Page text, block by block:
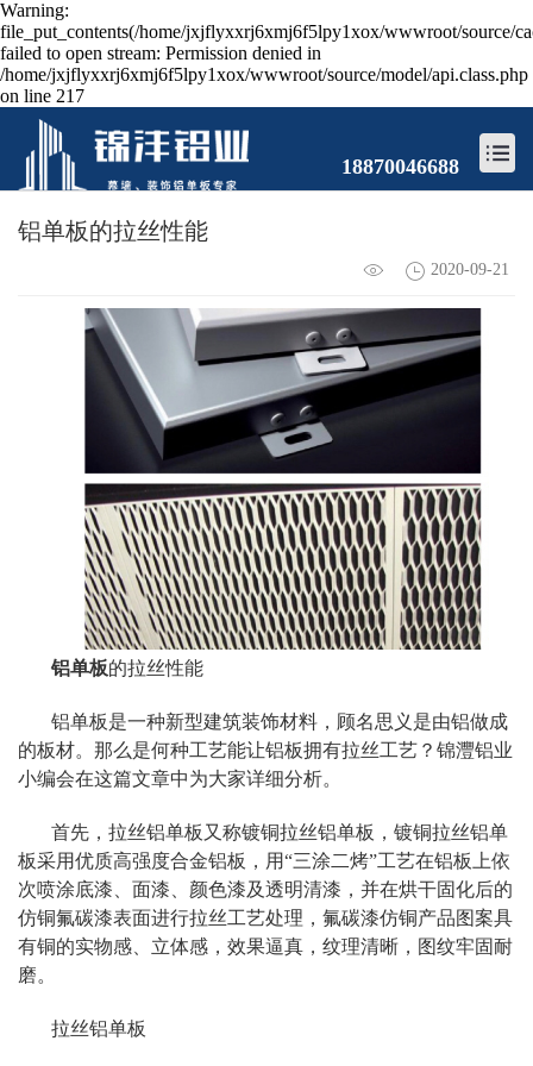
Warning:
file_put_contents(/home/jxjflyxxrj6xmj6f5lpy1xox/wwwroot/source/
failed to open stream: Permission denied in
/home/jxjflyxxrj6xmj6f5lpy1xox/wwwroot/source/model/api.class.php
on line 217
18870046688
铝单板的拉丝性能
2020-09-21
铝单板的拉丝性能
铝单板是一种新型建筑装饰材料，顾名思义是由铝做成
的板材。那么是何种工艺能让铝板拥有拉丝工艺？锦灃铝业
小编会在这篇文章中为大家详细分析。
首先，拉丝铝单板又称镀铜拉丝铝单板，镀铜拉丝铝单
板采用优质高强度合金铝板，用“三涂二烤”工艺在铝板上依
次喷涂底漆、面漆、颜色漆及透明清漆，并在烘干固化后的
仿铜氟碳漆表面进行拉丝工艺处理，氟碳漆仿铜产品图案具
有铜的实物感、立体感，效果逼真，纹理清晰，图纹牢固耐
磨。
拉丝铝单板